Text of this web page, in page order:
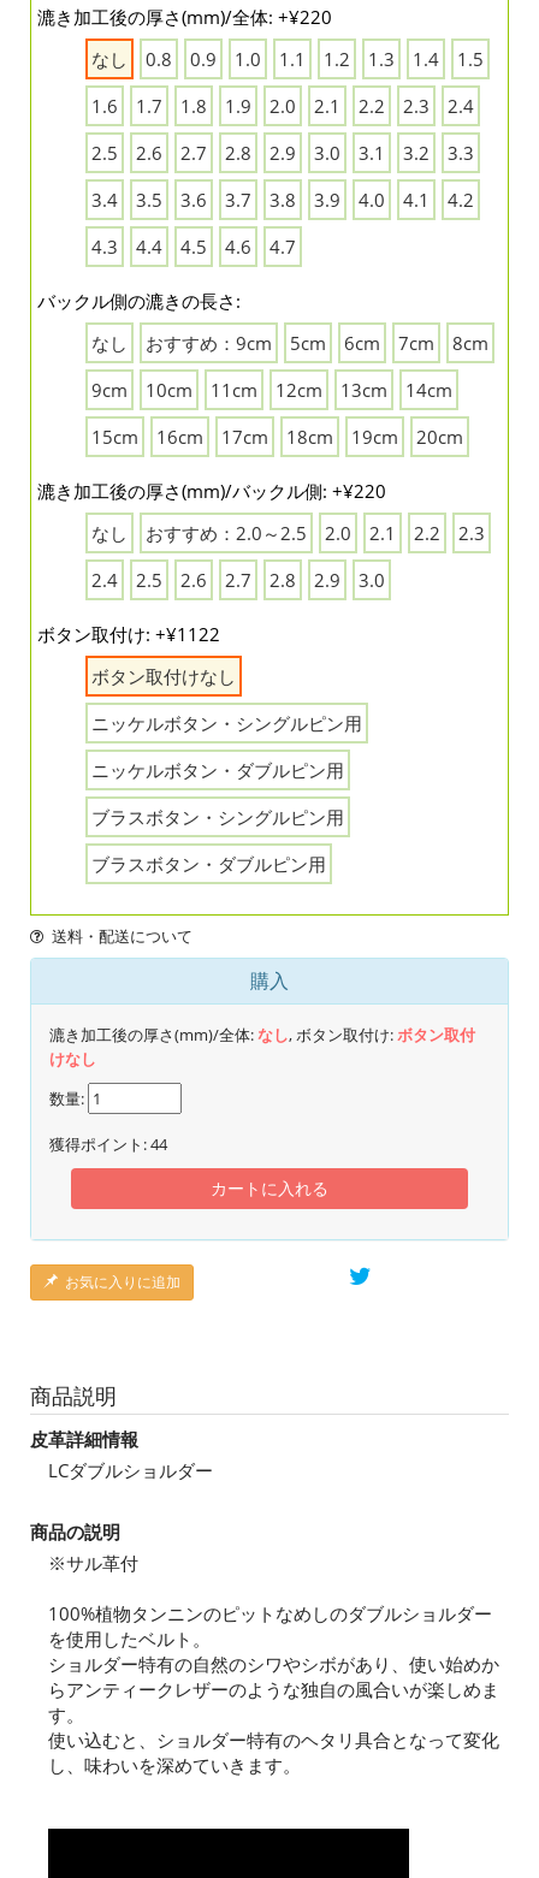
漉き加工後の厚さ(mm)/全体: +¥220
なし
0.8 0.9 1.0 1.1 1.2 1.3 1.4
1.5
1.6
1.7 1.8 1.9 2.0 2.1 2.2 2.3
2.4
2.5
2.6 2.7 2.8 2.9 3.0 3.1 3.2
3.3
3.4
3.5 3.6 3.7 3.8 3.9 4.0 4.1
4.2
4.3
4.4 4.5 4.6 4.7
バックル側の漉きの長さ:
なし
おすすめ：9cm 5cm 6cm 7cm
8cm
9cm
10cm 11cm 12cm 13cm
14cm
15cm
16cm 17cm 18cm 19cm 20cm
漉き加工後の厚さ(mm)/バックル側: +¥220
なし
おすすめ：2.0～2.5 2.0 2.1 2.2
2.3
2.4
2.5 2.6 2.7 2.8 2.9 3.0
ボタン取付け: +¥1122
ボタン取付けなし
ニッケルボタン・シングルピン用
ニッケルボタン・ダブルピン用
ブラスボタン・シングルピン用
ブラスボタン・ダブルピン用
送料・配送について
購入
漉き加工後の厚さ(mm)/全体:なし, ボタン取付け:ボタン取付
けなし
数量:
獲得ポイント:44
カートに入れる
お気に入りに追加
商品説明
皮革詳細情報
LCダブルショルダー
商品の説明
※サル革付
100%植物タンニンのピットなめしのダブルショルダー
を使用したベルト。
ショルダー特有の自然のシワやシボがあり、使い始めか
らアンティークレザーのような独自の風合いが楽しめま
す。
使い込むと、ショルダー特有のヘタリ具合となって変化
し、味わいを深めていきます。